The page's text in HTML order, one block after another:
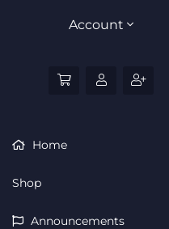
Account
Home
Shop
Announcements